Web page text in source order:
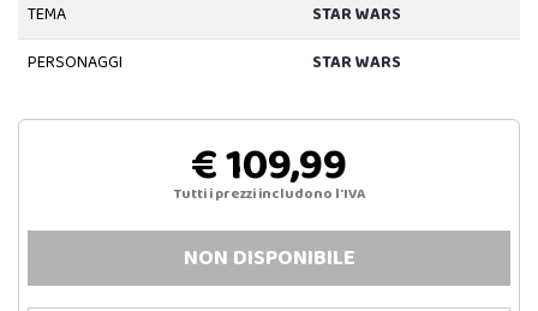
TEMA
STAR WARS
PERSONAGGI
STAR WARS
€ 109,99
Tutti i prezzi includono l'IVA
NON DISPONIBILE